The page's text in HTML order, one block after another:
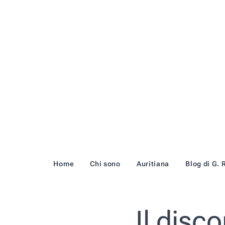
Home Chi sono Auritiana Blog di G.